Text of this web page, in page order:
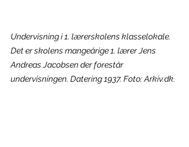
Undervisning i 1. lærerskolens klasselokale.
Det er skolens mangeårige 1. lærer Jens
Andreas Jacobsen der forestår
undervisningen. Datering 1937. Foto: Arkiv.dk.